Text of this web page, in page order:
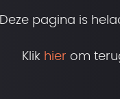
Deze pagina is
Klik hier om